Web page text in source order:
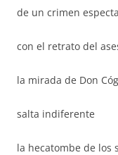
de un crimen
con el retrato del
la mirada de Don
salta indiferente
la hecatombe de los